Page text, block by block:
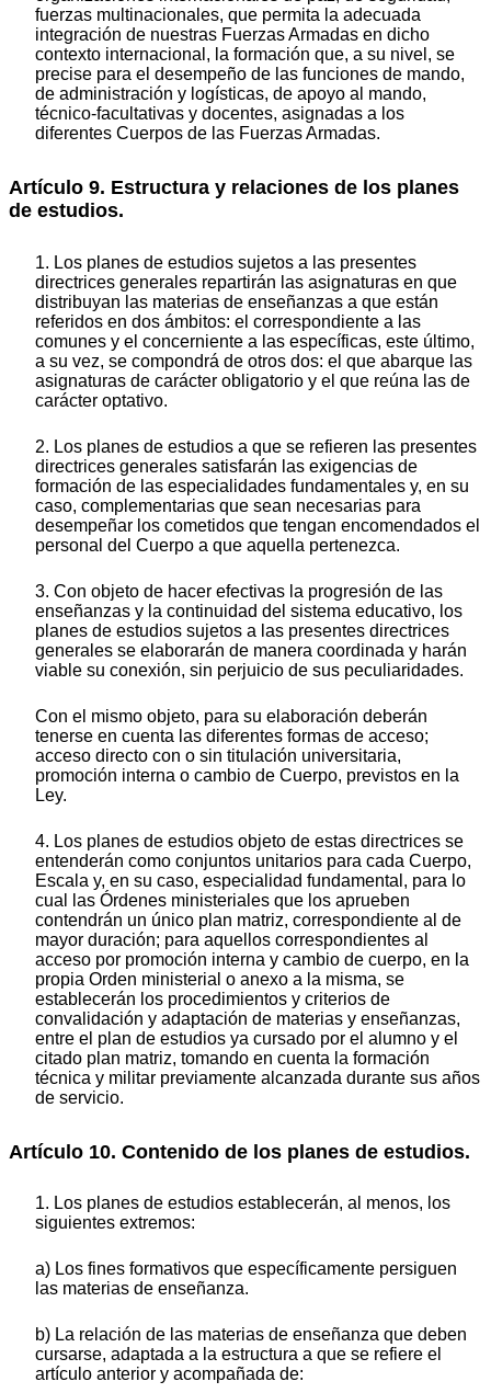
fuerzas multinacionales, que permita la adecuada
integración de nuestras Fuerzas Armadas en dicho
contexto internacional, la formación que, a su nivel, se
precise para el desempeño de las funciones de mando,
de administración y logísticas, de apoyo al mando,
técnico-facultativas y docentes, asignadas a los
diferentes Cuerpos de las Fuerzas Armadas.
Artículo 9. Estructura y relaciones de los planes
de estudios.
1. Los planes de estudios sujetos a las presentes
directrices generales repartirán las asignaturas en que
distribuyan las materias de enseñanzas a que están
referidos en dos ámbitos: el correspondiente a las
comunes y el concerniente a las específicas, este último,
a su vez, se compondrá de otros dos: el que abarque las
asignaturas de carácter obligatorio y el que reúna las de
carácter optativo.
2. Los planes de estudios a que se refieren las presentes
directrices generales satisfarán las exigencias de
formación de las especialidades fundamentales y, en su
caso, complementarias que sean necesarias para
desempeñar los cometidos que tengan encomendados el
personal del Cuerpo a que aquella pertenezca.
3. Con objeto de hacer efectivas la progresión de las
enseñanzas y la continuidad del sistema educativo, los
planes de estudios sujetos a las presentes directrices
generales se elaborarán de manera coordinada y harán
viable su conexión, sin perjuicio de sus peculiaridades.
Con el mismo objeto, para su elaboración deberán
tenerse en cuenta las diferentes formas de acceso;
acceso directo con o sin titulación universitaria,
promoción interna o cambio de Cuerpo, previstos en la
Ley.
4. Los planes de estudios objeto de estas directrices se
entenderán como conjuntos unitarios para cada Cuerpo,
Escala y, en su caso, especialidad fundamental, para lo
cual las Órdenes ministeriales que los aprueben
contendrán un único plan matriz, correspondiente al de
mayor duración; para aquellos correspondientes al
acceso por promoción interna y cambio de cuerpo, en la
propia Orden ministerial o anexo a la misma, se
establecerán los procedimientos y criterios de
convalidación y adaptación de materias y enseñanzas,
entre el plan de estudios ya cursado por el alumno y el
citado plan matriz, tomando en cuenta la formación
técnica y militar previamente alcanzada durante sus años
de servicio.
Artículo 10. Contenido de los planes de estudios.
1. Los planes de estudios establecerán, al menos, los
siguientes extremos:
a) Los fines formativos que específicamente persiguen
las materias de enseñanza.
b) La relación de las materias de enseñanza que deben
cursarse, adaptada a la estructura a que se refiere el
artículo anterior y acompañada de: